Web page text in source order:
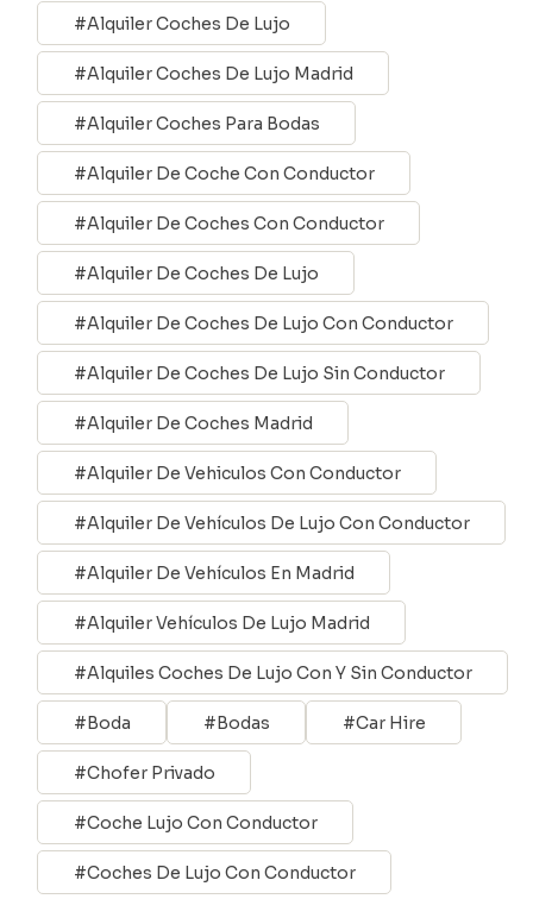
Alquiler Coches De Lujo
Alquiler Coches De Lujo Madrid
Alquiler Coches Para Bodas
Alquiler De Coche Con Conductor
Alquiler De Coches Con Conductor
Alquiler De Coches De Lujo
Alquiler De Coches De Lujo Con Conductor
Alquiler De Coches De Lujo Sin Conductor
Alquiler De Coches Madrid
Alquiler De Vehiculos Con Conductor
Alquiler De Vehículos De Lujo Con Conductor
Alquiler De Vehículos En Madrid
Alquiler Vehículos De Lujo Madrid
Alquiles Coches De Lujo Con Y Sin Conductor
Boda Bodas Car Hire
Chofer Privado
Coche Lujo Con Conductor
Coches De Lujo Con Conductor